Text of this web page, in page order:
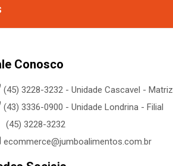
Conosco
(45) 3228-3232 - Unidade Cascavel - Matriz
(43) 3336-0900 - Unidade Londrina - Filial
(45) 3228-3232
ecommerce@jumboalimentos.com.br